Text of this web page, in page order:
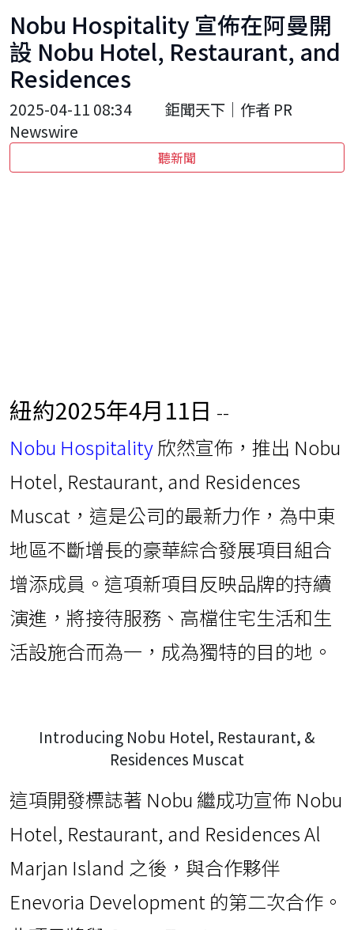
Nobu Hospitality 宣佈在阿曼開
設 Nobu Hotel, Restaurant, and
Residences
2025-04-11 08:34
鉅聞天下｜作者 PR
Newswire
聽新聞
佈，推出 Nobu Hotel, Restaurant, and
Residences Muscat，這是公司的最新力
作，為中東地區不斷增長的豪華綜合發
展項目組合增添成員。這項新項目反映
品牌的持續演進，將接待服務、高檔住
宅生活和生活設施合而為一，成為獨特
的目的地。
Residences Muscat
這項開發標誌著 Nobu 繼成功宣佈 Nobu
Hotel, Restaurant, and Residences Al
Marjan Island 之後，與合作夥伴
Enevoria Development 的第二次合作。
此項目將與 Oman Tourism